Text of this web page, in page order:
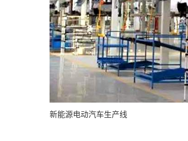
新能源电动汽车生产线